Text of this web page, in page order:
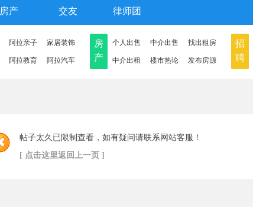
房产 交友 律师团
阿拉亲子 家居装饰
阿拉教育 阿拉汽车
房
产
个人出售 中介出售 找出租房
中介出租 楼市热论 发布房源
招
聘
帖子太久已限制查看，如有疑问请联系网站客服！
[ 点击这里返回上一页 ]